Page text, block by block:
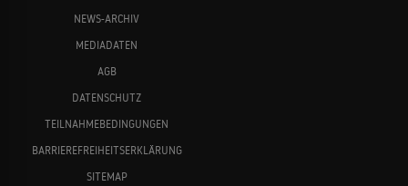
NEWS-ARCHIV
MEDIADATEN
AGB
DATENSCHUTZ
TEILNAHMEBEDINGUNGEN
BARRIEREFREIHEITSERKLÄRUNG
SITEMAP